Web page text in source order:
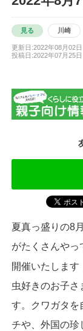
見る 川崎
更新日:2022年08月02日
投稿日:2022年07月25日
夏真っ盛りの8
がたくさんやっ
開催いたします
虫好きのお子さ
す。クワガタを
チや、外国の珍